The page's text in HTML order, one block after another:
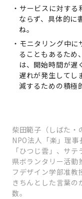
サービスに対する
ならず、具体的に
ね。
モニタリング中に
ることもあるため
は、開始時間が遅
遅れが発生してし
減するための積極
柴田範子（しばた・
NPO法人「楽」理
「ひつじ雲」、サ
県ボランタリー活動
フデザイン学部准教
きちんとした言葉の
数。